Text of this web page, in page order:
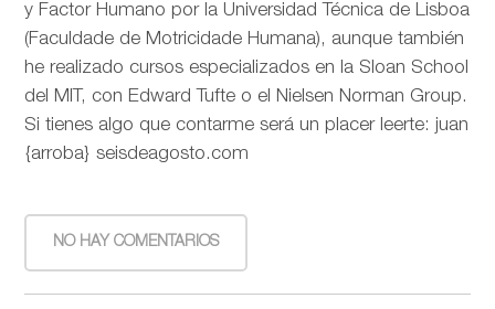
y Factor Humano por la Universidad Técnica de Lisboa
(Faculdade de Motricidade Humana), aunque también
he realizado cursos especializados en la Sloan School
del MIT, con Edward Tufte o el Nielsen Norman Group.
Si tienes algo que contarme será un placer leerte: juan
{arroba} seisdeagosto.com
NO HAY COMENTARIOS